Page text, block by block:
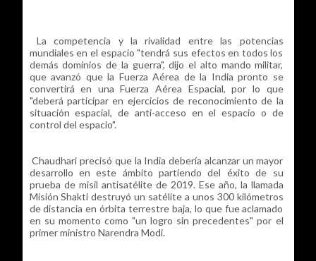
La competencia y la rivalidad entre las potencias
mundiales en el espacio "tendrá sus efectos en todos los
demás dominios de la guerra", dijo el alto mando militar,
que avanzó que la Fuerza Aérea de la India pronto se
convertirá en una Fuerza Aérea Espacial, por lo que
"deberá participar en ejercicios de reconocimiento de la
situación espacial, de anti-acceso en el espacio o de
control del espacio".
Chaudhari precisó que la India debería alcanzar un mayor
desarrollo en este ámbito partiendo del éxito de su
prueba de misil antisatélite de 2019. Ese año, la llamada
Misión Shakti destruyó un satélite a unos 300 kilómetros
de distancia en órbita terrestre baja, lo que fue aclamado
en su momento como "un logro sin precedentes" por el
primer ministro Narendra Modi.